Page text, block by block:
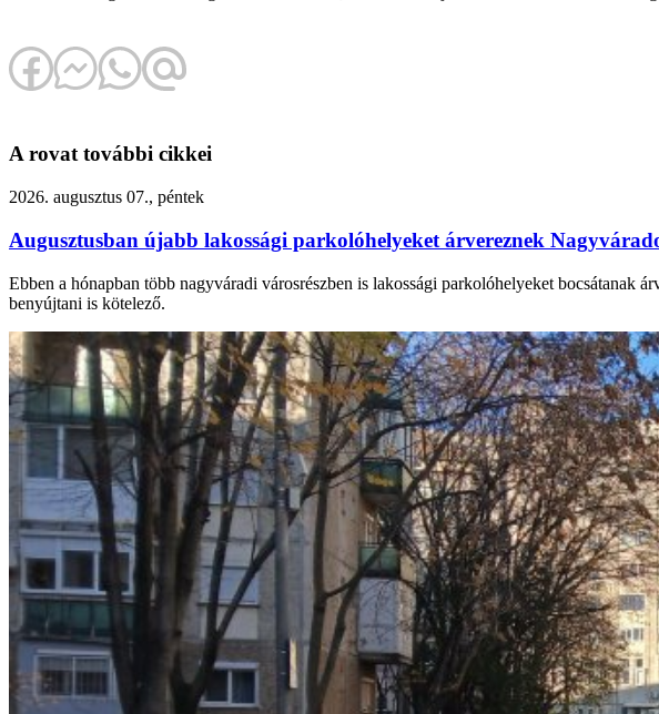
A rovat további cikkei
2026. augusztus 07., péntek
Augusztusban újabb lakossági parkolóhelyeket árvereznek
Ebben a hónapban több nagyváradi városrészben is lakossági parkolóhelyeket bocsátanak
benyújtani is kötelező.